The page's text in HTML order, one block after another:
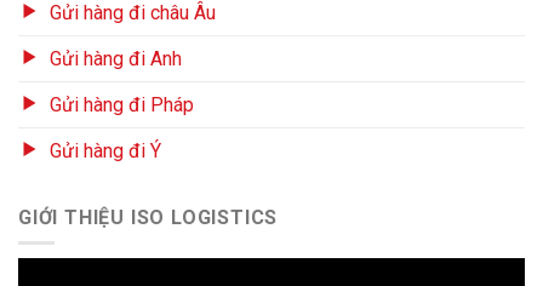
Gửi hàng đi châu Âu
Gửi hàng đi Anh
Gửi hàng đi Pháp
Gửi hàng đi Ý
GIỚI THIỆU ISO LOGISTICS